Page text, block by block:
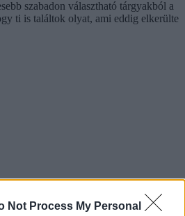
Not Process My Personal
szabadon választható tárgyakból a
ti is találtok olyat, ami eddig elkerülte